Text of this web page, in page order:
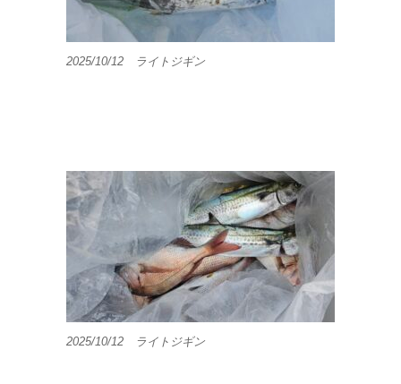
2025/10/12 ライトジギン
2025/10/12 ライトジギン